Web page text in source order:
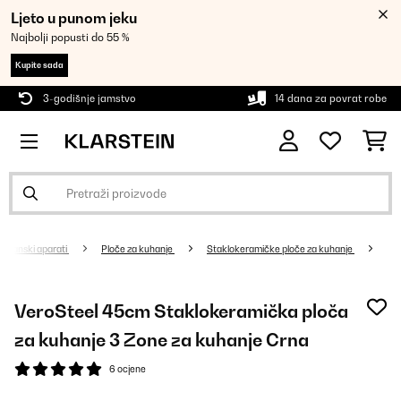
Ljeto u punom jeku
Najbolji popusti do 55 %
Kupite sada
3-godišnje jamstvo 14 dana za povrat robe
aparati Ploče za kuhanje Staklokeramičke ploče za kuhanje
VeroSteel 45cm Staklokeramička ploča
za kuhanje 3 Zone za kuhanje Crna
6 ocjene